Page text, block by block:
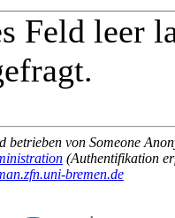
Feld leer
betrieben von Someone
(Authentifikation
bremen.de